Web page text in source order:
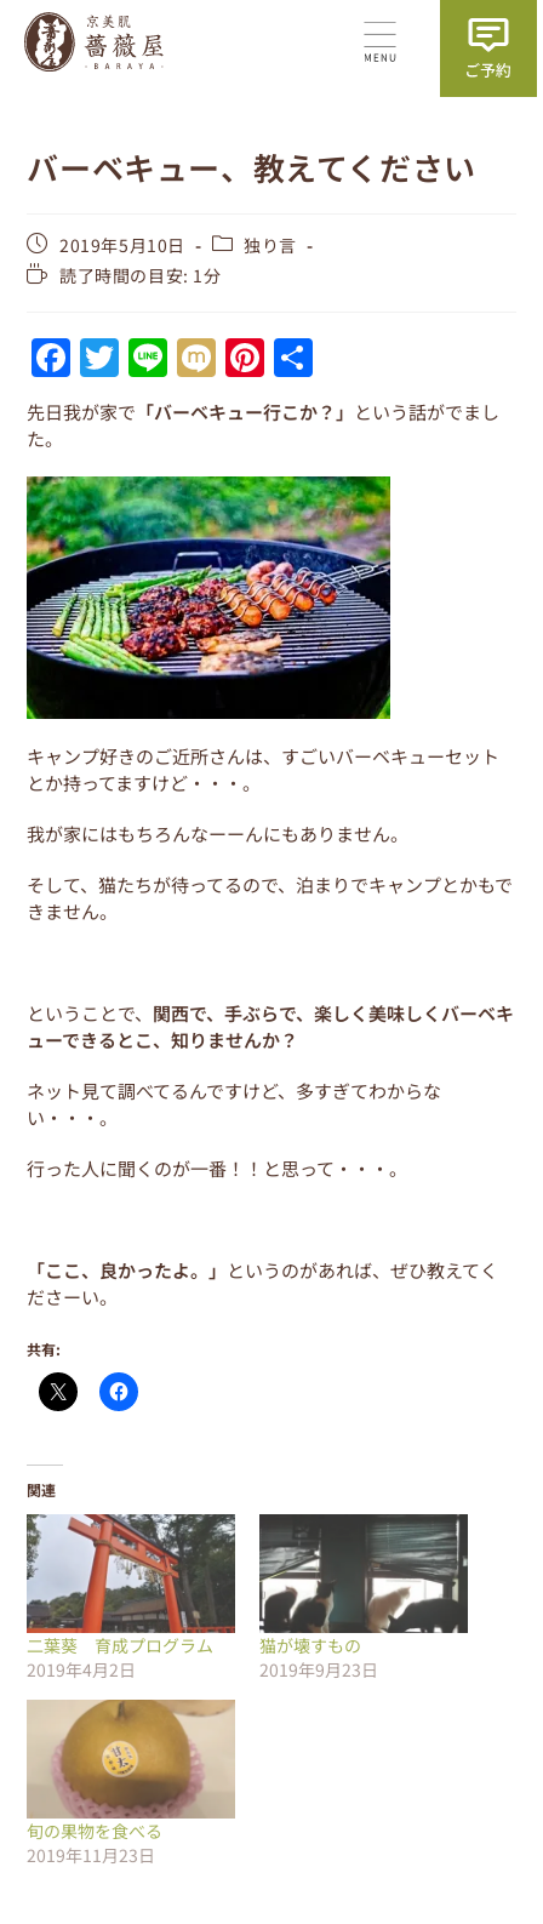
バーベキュー、教えてください
2019年5月10日
独り言
読了時間の目安: 1分
F
a
c
e
b
o
o
k
T
w
itt
er
Li
n
e
M
ix
i
Pi
nt
er
e
st
有
先日我が家で 「バーベキュー行こか？」 という話がでまし
た。
キャンプ好きのご近所さんは、すごいバーベキューセット
とか持ってますけど・・・。
我が家にはもちろんなーーんにもありません。
そして、猫たちが待ってるので、泊まりでキャンプとかもで
きません。
ということで、 関西で、手ぶらで、楽しく美味しくバーベキ
ューできるとこ、知りませんか？
ネット見て調べてるんですけど、多すぎてわからな
い・・・。
行った人に聞くのが一番！！と思って・・・。
「ここ、良かったよ。」 というのがあれば、ぜひ教えてく
ださーい。
共有:
関連
二葉葵 育成プログラム
2019年4月2日
猫が壊すもの
2019年9月23日
旬の果物を食べる
2019年11月23日